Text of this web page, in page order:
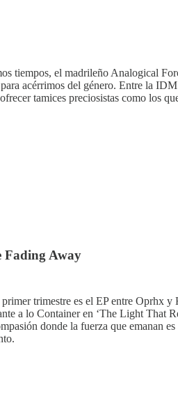
tiempos, el madrileño Analogical
acérrimos del género. Entre la
tamices preciosistas como los
Fading Away
trimestre es el EP entre Oprhx
a lo Container en ‘The Light That
donde la fuerza que emanan